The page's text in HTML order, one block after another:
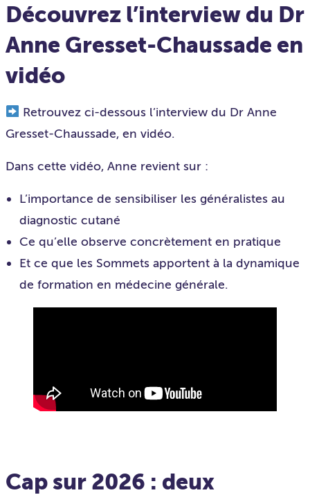
Découvrez l’interview du Dr
Anne Gresset-Chaussade en
vidéo
Retrouvez ci-dessous l’interview du Dr Anne
Gresset-Chaussade, en vidéo.
Dans cette vidéo, Anne revient sur :
L’importance de sensibiliser les généralistes au
diagnostic cutané
Ce qu’elle observe concrètement en pratique
Et ce que les Sommets apportent à la dynamique
de formation en médecine générale.
Cap sur 2026 : deux